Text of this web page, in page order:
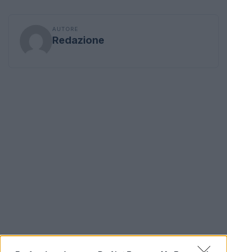
AUTORE
Redazione